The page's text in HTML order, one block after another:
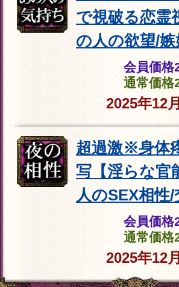
龍神宿しあなたの思念を受け取る
周囲の霊体が伝える本質